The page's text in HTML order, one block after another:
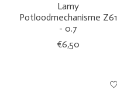
Lamy
Potloodmechanisme Z61
- 0.7
€6,50